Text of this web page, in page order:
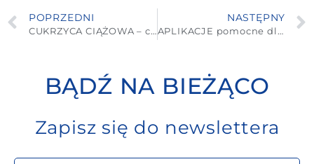
POPRZEDNI
CUKRZYCA CIĄŻOWA – czy będzie mieć wpływ na przebieg ciąży i rozwój mojego dziecka?
NASTĘPNY
APLIKACJE pomocne dla diabetyka
BĄDŹ NA BIEŻĄCO
Zapisz się do newslettera